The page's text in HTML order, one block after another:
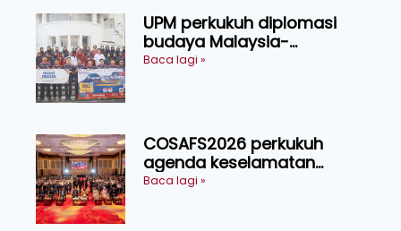
UPM perkukuh diplomasi
budaya Malaysia-
Indonesia melalui Narasi
Baca lagi »
COSAFS2026 perkukuh
agenda keselamatan
makanan, AgriHub pacu
Baca lagi »